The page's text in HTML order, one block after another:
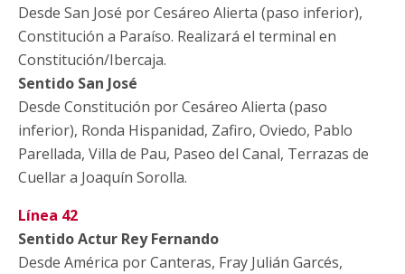
Desde San José por Cesáreo Alierta (paso inferior),
Constitución a Paraíso. Realizará el terminal en
Constitución/Ibercaja.
Sentido San José
Desde Constitución por Cesáreo Alierta (paso
inferior), Ronda Hispanidad, Zafiro, Oviedo, Pablo
Parellada, Villa de Pau, Paseo del Canal, Terrazas de
Cuellar a Joaquín Sorolla.
Línea 42
Sentido Actur Rey Fernando
Desde América por Canteras, Fray Julián Garcés,